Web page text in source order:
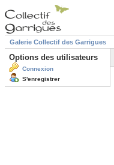
Galerie Collectif des Garrigues
Options des utilisateurs
Connexion
S'enregistrer